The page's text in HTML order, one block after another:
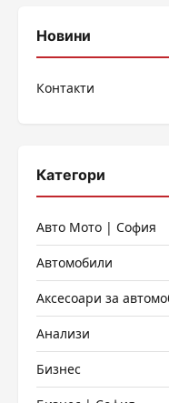
Новини
Контакти
Категори
Авто Мото | София
Автомобили
Аксесоари за
Анализи
Бизнес